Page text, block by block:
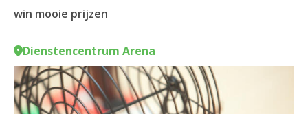
win mooie prijzen
Dienstencentrum Arena